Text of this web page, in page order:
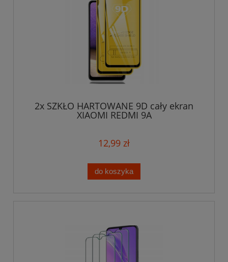
2x SZKŁO HARTOWANE 9D cały ekran
XIAOMI REDMI 9A
12,99 zł
do koszyka